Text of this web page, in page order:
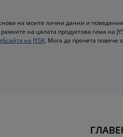
на моите лични данни и
на цялата продуктова гама на
на JYSK. Мога да прочета повече